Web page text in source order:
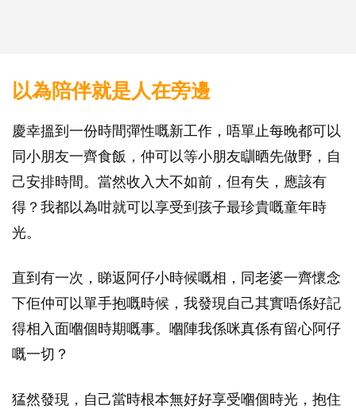
以為陪伴就是人在旁邊
慶幸搵到一份時間彈性嘅新工作，唔單止每晚都可以
同小朋友一齊食飯，仲可以等小朋友瞓晒先做野，自
己安排時間。當然收入大不如前，但有失，應該有
得？我都以為咁就可以享受到孩子最珍貴嘅童年時
光。
直到有一次，睇返阿仔小時候嘅相，同老婆一齊懷念
下佢仲可以單手抱嘅時候，我發現自己其實唔係好記
得相入面嗰個時期嘅事。嗰陣我係咪真係有留心阿仔
嘅一切？
猛然發現，自己當時根本無好好享受嗰個時光，抱住